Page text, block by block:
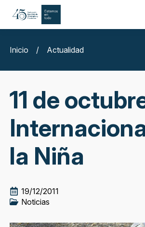
Inicio
/ Actualidad
11 de
la Niña
19/12/2011
Noticias